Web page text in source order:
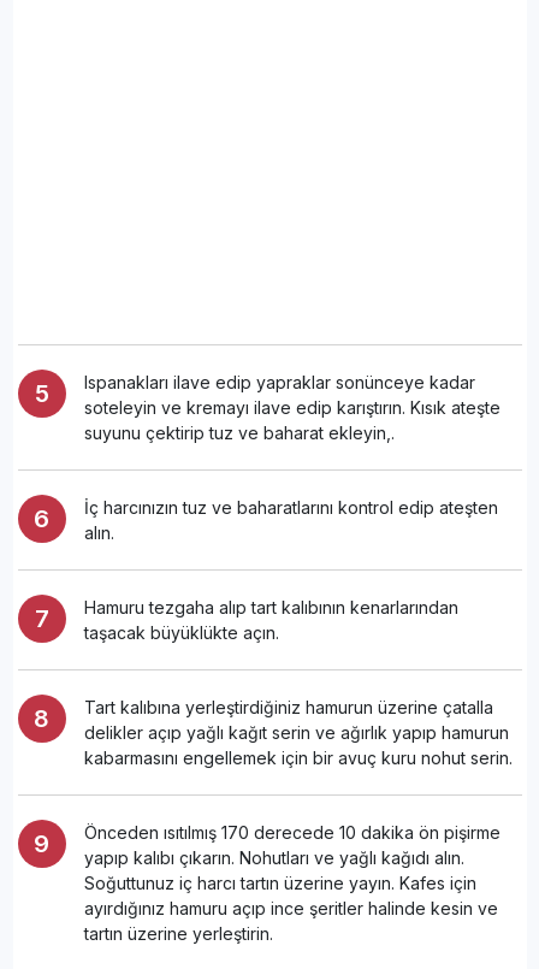
Ispanakları ilave edip yapraklar sonünceye kadar
soteleyin ve kremayı ilave edip karıştırın. Kısık ateşte
suyunu çektirip tuz ve baharat ekleyin,.
İç harcınızın tuz ve baharatlarını kontrol edip ateşten
alın.
Hamuru tezgaha alıp tart kalıbının kenarlarından
taşacak büyüklükte açın.
Tart kalıbına yerleştirdiğiniz hamurun üzerine çatalla
delikler açıp yağlı kağıt serin ve ağırlık yapıp hamurun
kabarmasını engellemek için bir avuç kuru nohut serin.
Önceden ısıtılmış 170 derecede 10 dakika ön pişirme
yapıp kalıbı çıkarın. Nohutları ve yağlı kağıdı alın.
Soğuttunuz iç harcı tartın üzerine yayın. Kafes için
ayırdığınız hamuru açıp ince şeritler halinde kesin ve
tartın üzerine yerleştirin.